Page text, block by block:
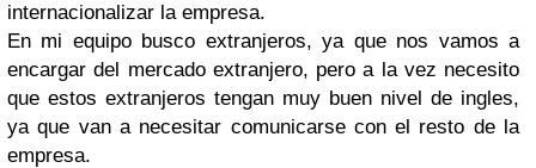
internacionalizar la empresa.
En mi equipo busco extranjeros, ya que nos vamos a
encargar del mercado extranjero, pero a la vez necesito
que estos extranjeros tengan muy buen nivel de ingles,
ya que van a necesitar comunicarse con el resto de la
empresa.